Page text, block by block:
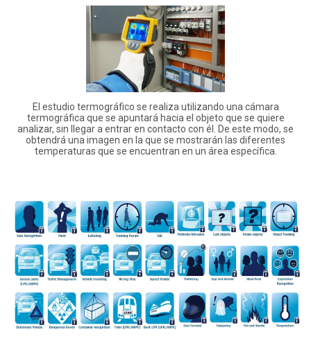
El estudio termográfico se realiza utilizando una cámara
termográfica que se apuntará hacia el objeto que se quiere
analizar, sin llegar a entrar en contacto con él. De este modo, se
obtendrá una imagen en la que se mostrarán las diferentes
temperaturas que se encuentran en un área específica.